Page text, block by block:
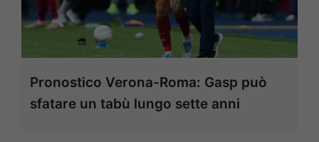
Pronostico Verona-Roma: Gasp può
sfatare un tabù lungo sette anni